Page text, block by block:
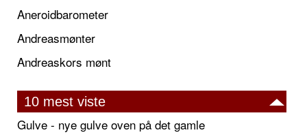
Aneroidbarometer
Andreasmønter
Andreaskors mønt
10 mest viste
Gulve - nye gulve oven på det gamle